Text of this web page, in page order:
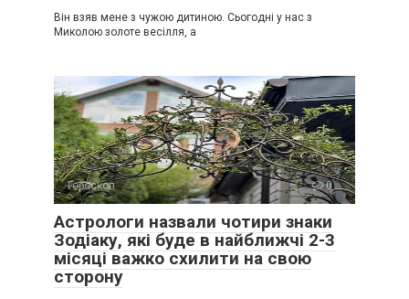
Він взяв мене з чужою дитиною. Сьогодні у нас з
Миколою золоте весілля, а
Гороскоп 0
Астрологи назвали чотири знаки
Зодіаку, які буде в найближчі 2-3
місяці важко схилити на свою
сторону